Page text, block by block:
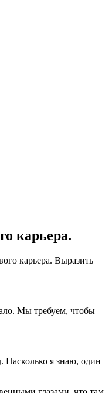
карьера.
карьера. Выразить
Мы требуем, чтобы
Насколько я знаю, один